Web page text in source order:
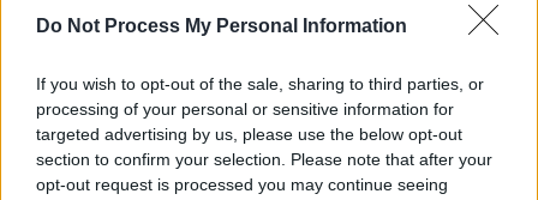
Do Not Process My Personal Information
If you wish to opt-out of the sale, sharing to third parties, or
processing of your personal or sensitive information for
targeted advertising by us, please use the below opt-out
section to confirm your selection. Please note that after your
opt-out request is processed you may continue seeing
άγαμα ή σε κατάσταση χηρείας με
τελευταίας εκκαθαρισμένης κατά την
υποβολή της αίτησης Δήλωσης
Φορολογίας Εισοδήματος Φυσικών
Προσώπων 2022,